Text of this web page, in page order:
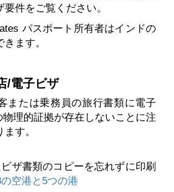
件をご覧ください。
パスポート所有者はインドの
ます。
/電子ビザ
または乗務員の旅行書類に電子
物理的証拠が存在しないことに注
す。
ザ書類のコピーを忘れずに印刷
空港と5つの港